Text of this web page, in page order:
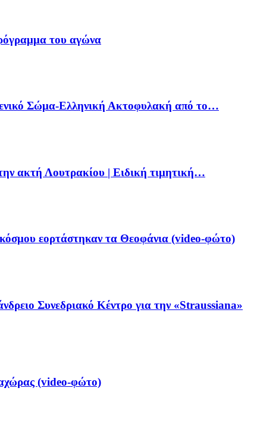
του αγώνα
Σώμα-Ελληνική Ακτοφυλακή από το…
ακτή Λουτρακίου | Ειδική τιμητική…
εορτάστηκαν τα Θεοφάνια (video-φώτο)
Συνεδριακό Κέντρο για την «Straussiana»
(video-φώτο)